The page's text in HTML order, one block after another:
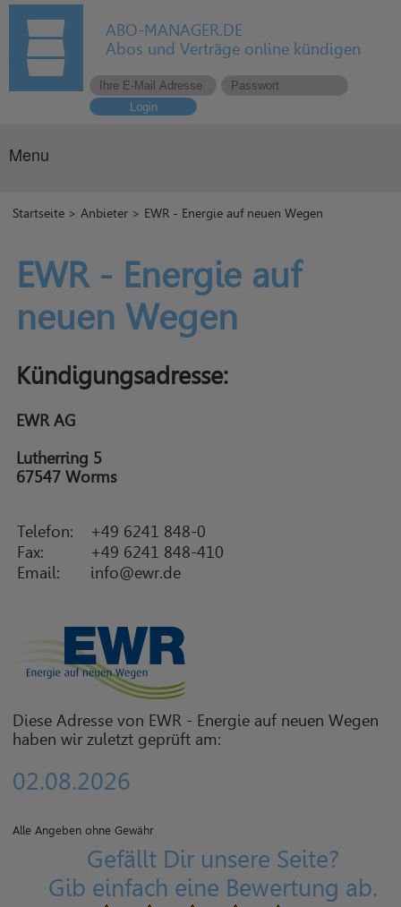
ABO-MANAGER.DE
Abos und Verträge online kündigen
Login
Menu
Startseite >Anbieter > EWR - Energie auf neuen Wegen
EWR - Energie auf
neuen Wegen
Kündigungsadresse:
EWR AG
Lutherring 5
67547 Worms
Telefon:
+49 6241 848-0
Fax:
+49 6241 848-410
Email:
info@ewr.de
Diese Adresse von EWR - Energie auf neuen Wegen
haben wir zuletzt geprüft am:
02.08.2026
Alle Angeben ohne Gewähr
Gefällt Dir unsere Seite?
Gib einfach eine Bewertung ab.